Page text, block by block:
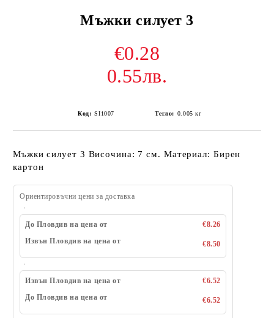
Мъжки силует 3
€0.28
0.55лв.
Код: SI1007 Тегло: 0.005 кг
Мъжки силует 3 Височина: 7 см. Материал: Бирен
картон
Ориентировъчни цени за доставка
До Пловдив на цена от
€8.26
Извън Пловдив на цена от
€8.50
Извън Пловдив на цена от
€6.52
До Пловдив на цена от
€6.52